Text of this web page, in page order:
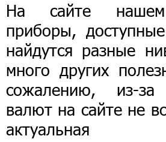
На сайте нашем
приборы,
найдутся разные
много других
сожалению, из-за
валют на сайте не
актуальная